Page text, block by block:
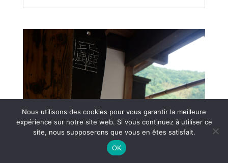
Retrouvez mon livre "la magie de l'indigo" dans la boutique.
Ignorer
Nous utilisons des cookies pour vous garantir la meilleure
expérience sur notre site web. Si vous continuez à utiliser ce
site, nous supposerons que vous en êtes satisfait.
OK